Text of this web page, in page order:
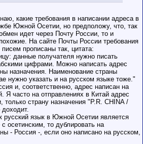
какие требования в написании адреса в
Южной Осетии, но предположу, что, так
идет через Почту России, то и
На сайте Почты России требования
прописаны так, цитата:
данные получателя нужно писать
цифрами. Можно написать адрес
назначения. Наименование страны
нужно указать и на русском языке тоже."
и, соответственно, адрес написан на
Я часто на отправлениях в Китай адрес
страну назначения "P.R. CHINA /
русский язык в Южной Осетии является
осетинским, то дублировать на
- Россия -, если оно написано на русском,